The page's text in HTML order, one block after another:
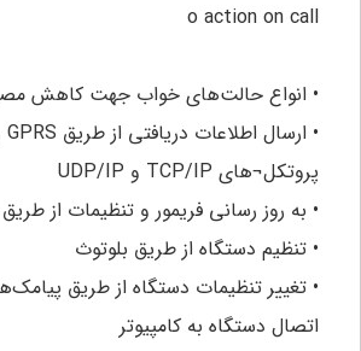
o action on call
• انواع حالت‌های خواب جهت کاهش
پروتکل¬های TCP/IP و UDP/IP
• به روز رسانی فریمور و تنظیمات از طریق FOTA
• تنظیم دستگاه از طریق بلوتوث
• تغییر تنظیمات دستگاه از طریق
اتصال دستگاه به کامپیوتر